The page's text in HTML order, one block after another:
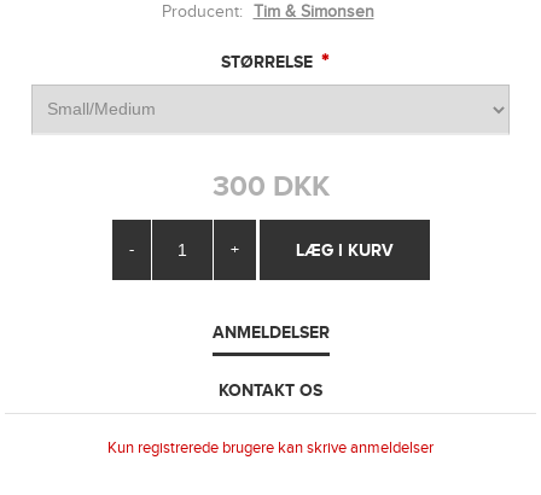
Producent: Tim & Simonsen
STØRRELSE *
300 DKK
- +
ANMELDELSER
KONTAKT OS
Kun registrerede brugere kan skrive anmeldelser